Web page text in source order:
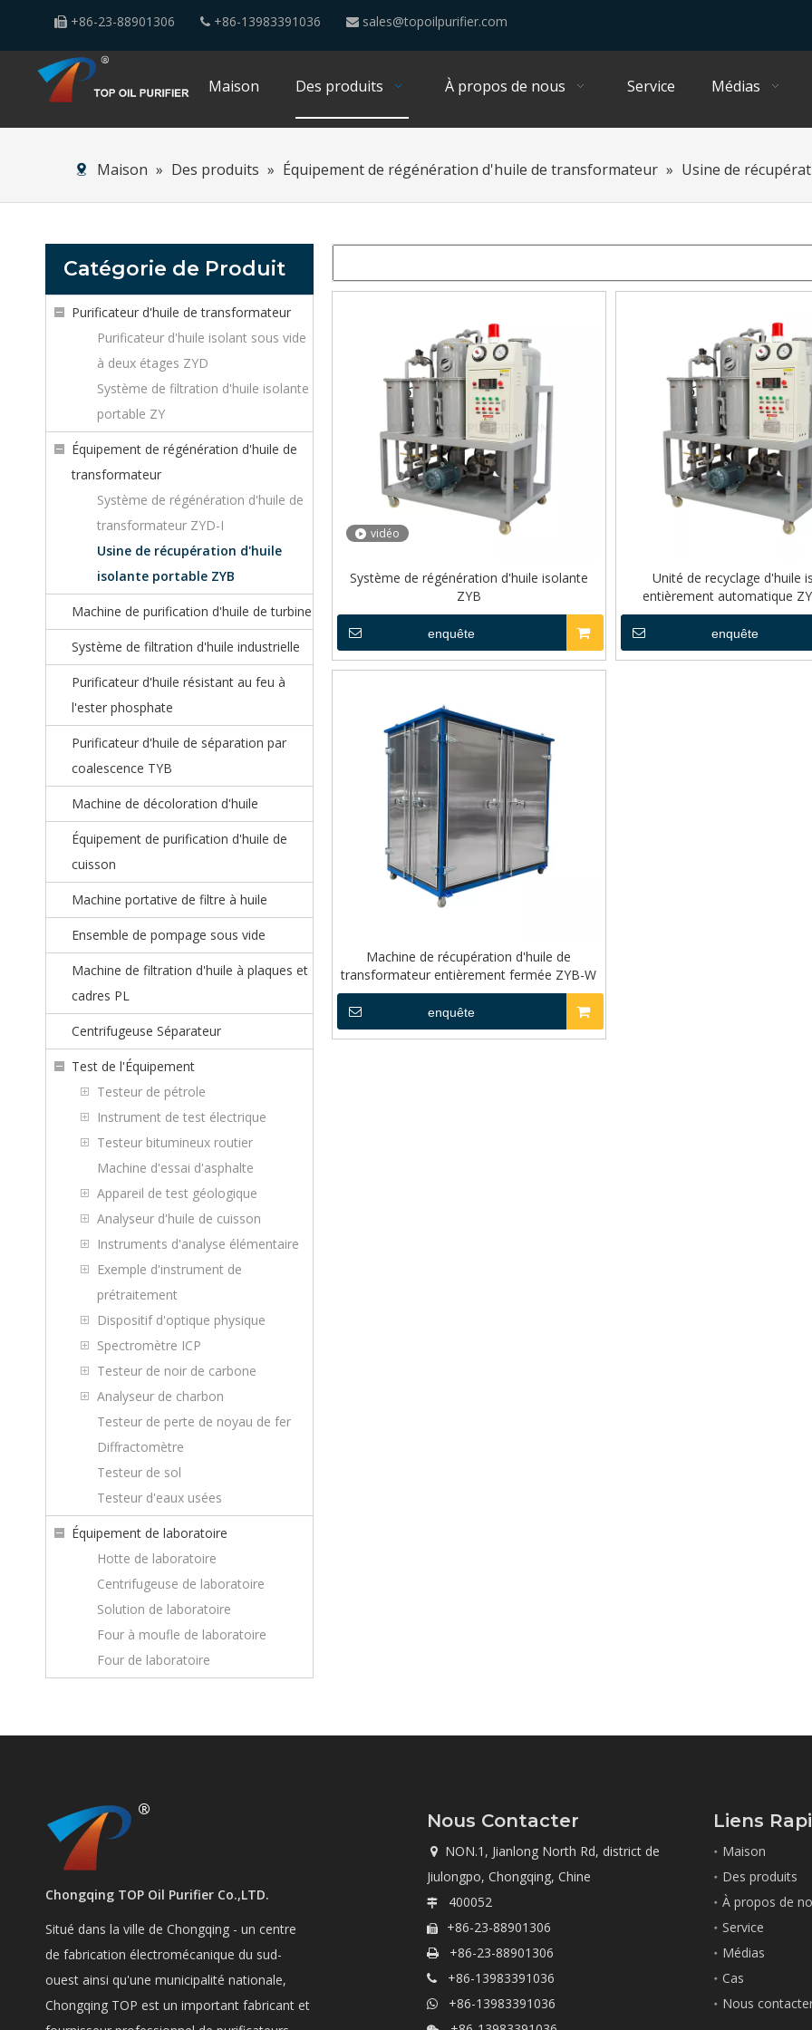
 +86-23-88901306  +86-13983391036  sales@topoilpurifier.com
Maison Des produits À propos de nous Service Médias
Maison » Des produits » Équipement de régénération d'huile de transformateur » Usine de
Catégorie de Produit
Purificateur d'huile de transformateur
Purificateur d'huile isolant sous vide
à deux étages ZYD
Système de filtration d'huile isolante
portable ZY
Équipement de régénération d'huile de
transformateur
Système de régénération d'huile de
transformateur ZYD-I
Usine de récupération d'huile
isolante portable ZYB
Machine de purification d'huile de turbine
Système de filtration d'huile industrielle
Purificateur d'huile résistant au feu à
l'ester phosphate
Purificateur d'huile de séparation par
coalescence TYB
Machine de décoloration d'huile
Équipement de purification d'huile de
cuisson
Machine portative de filtre à huile
Ensemble de pompage sous vide
Machine de filtration d'huile à plaques et
cadres PL
Centrifugeuse Séparateur
Test de l'Équipement
Testeur de pétrole
Instrument de test électrique
Testeur bitumineux routier
Machine d'essai d'asphalte
Appareil de test géologique
Analyseur d'huile de cuisson
Instruments d'analyse élémentaire
Exemple d'instrument de
prétraitement
Dispositif d'optique physique
Spectromètre ICP
Testeur de noir de carbone
Analyseur de charbon
Testeur de perte de noyau de fer
Diffractomètre
Testeur de sol
Testeur d'eaux usées
Équipement de laboratoire
Hotte de laboratoire
Centrifugeuse de laboratoire
Solution de laboratoire
Four à moufle de laboratoire
Four de laboratoire
vidéo
Système de régénération d'huile isolante
ZYB
enquête
Unité de recyclage d'huile
entièrement automatique
enquête
Machine de récupération d'huile de
transformateur entièrement fermée ZYB-W
enquête
Chongqing TOP Oil Purifier Co.,LTD.
Situé dans la ville de Chongqing - un centre
de fabrication électromécanique du sud-
ouest ainsi qu'une municipalité nationale,
Chongqing TOP est un important fabricant et
Nous Contacter

NON.1, Jianlong North Rd, district de
Jiulongpo, Chongqing, Chine
 400052
 +86-23-88901306
 +86-23-88901306
 +86-13983391036
 +86-13983391036
Liens
Maison
Des produits
À propos de
Service
Médias
Cas
Nous